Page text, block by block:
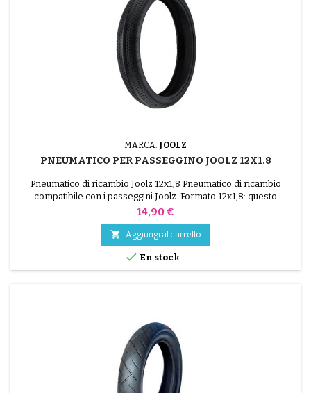
MARCA: JOOLZ
PNEUMATICO PER PASSEGGINO JOOLZ 12X1.8
Pneumatico di ricambio Joolz 12x1,8 Pneumatico di ricambio
compatibile con i passeggini Joolz. Formato 12x1,8: questo
pneumatico consente di sostituire uno usurato mantenendo la
Prezzo
14,90 €
 Aggiungi al carrello
 En stock